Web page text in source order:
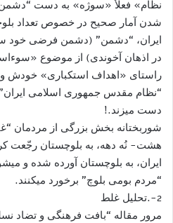
نظام» فعلأ «سوژه» به دست
شدن آمار صحیح در خصوص تعداد
ایران، “دشمن” (دشمن فرضی خود
در اذهان آخوندی) از موضوع
راستای «اهداف استکباری» خودش و
“نظام مقدس جمهوری اسلامی
دست میزند.!
شوربختانه بخش بزرگی از مردمان
هشت- نُه دهه، به بلوچستان رجّعت
ایران، به بلوچستان آورده شده و
“مردم بومی بلوچ” برخورد میکنند.
2-.تحلیل غلط
مرور مقاله “بافت فرهنگی و تضاد